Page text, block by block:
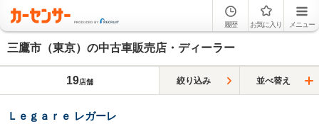
履歴 お気に入り メニュー
三鷹市（東京）の中古車販売店・ディーラー
19店舗 絞り込み 並べ替え
Ｌｅｇａｒｅ レガーレ